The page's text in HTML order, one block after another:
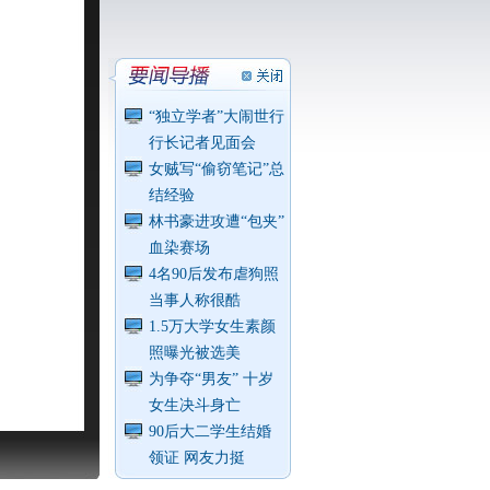
“独立学者”大闹世行
行长记者见面会
女贼写“偷窃笔记”总
结经验
林书豪进攻遭“包夹”
血染赛场
4名90后发布虐狗照
当事人称很酷
1.5万大学女生素颜
照曝光被选美
为争夺“男友” 十岁
女生决斗身亡
90后大二学生结婚
领证 网友力挺